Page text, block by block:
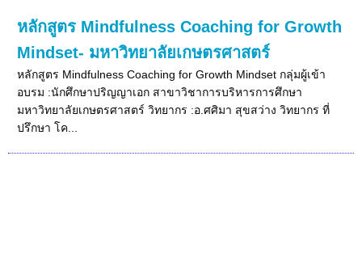
หลักสูตร Mindfulness Coaching for Growth
Mindset- มหาวิทยาลัยเกษตรศาสตร์
หลักสูตร Mindfulness Coaching for Growth Mindset กลุ่มผู้เข้า
อบรม :นักศึกษาปริญญาเอก สาขาวิชาการบริหารการศึกษา
มหาวิทยาลัยเกษตรศาสตร์ วิทยากร :อ.ศศิมา สุขสว่าง วิทยากร ที่
ปรึกษา โค...